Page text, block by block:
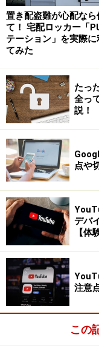
受信したメー
すぐにメールが返
るURLにアクセス
します。
あなた
置き配盗難が心配なら
て！ 宅配ロッカー「
テーション」を実際に
てみた
たっ
全っ
説！
点や
デバ
【体
注意
この